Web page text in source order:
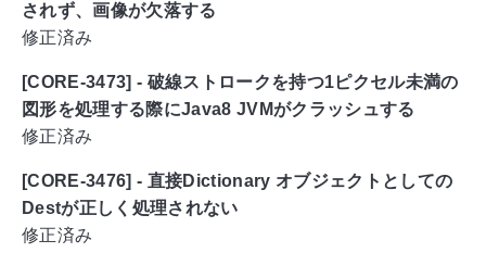
されず、画像が欠落する
修正済み
[CORE-3473] - 破線ストロークを持つ1ピクセル未満の
図形を処理する際にJava8 JVMがクラッシュする
修正済み
[CORE-3476] - 直接Dictionary オブジェクトとしての
Destが正しく処理されない
修正済み